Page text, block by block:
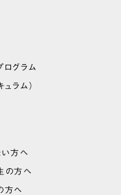
ログラム
ュラム）
い方へ
の方へ
方へ